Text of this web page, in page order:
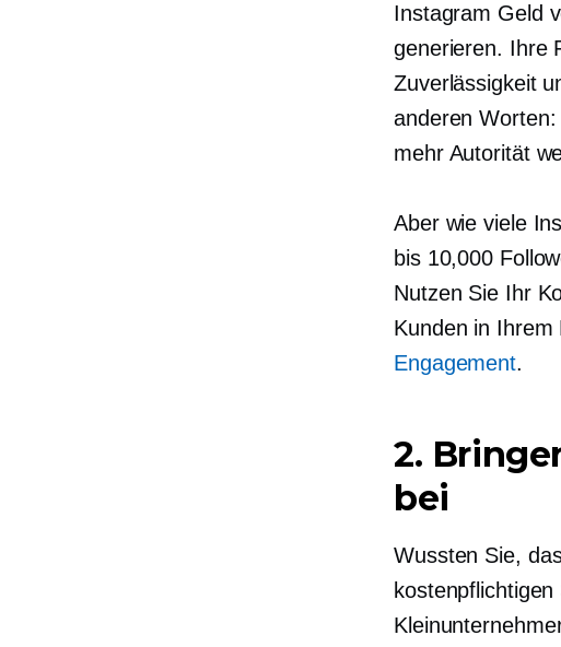
Instagram Geld
generieren. Ihre
Zuverlässigkeit
anderen
mehr Autorität
Aber wie viele
bis 10,000
Nutzen Sie Ihr
Kunden in Ihrem
Engagement.
2.
bei
Wussten Sie,